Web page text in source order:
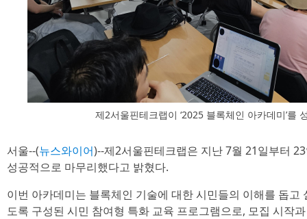
제2서울핀테크랩이 ‘2025 블록체인 아카데미’를
서울--(뉴스와이어)--제2서울핀테크랩은 지난 7월 21일부터
성공적으로 마무리했다고 밝혔다.
이번 아카데미는 블록체인 기술에 대한 시민들의 이해를 돕고
도록 구성된 시민 참여형 특화 교육 프로그램으로, 모집 시작